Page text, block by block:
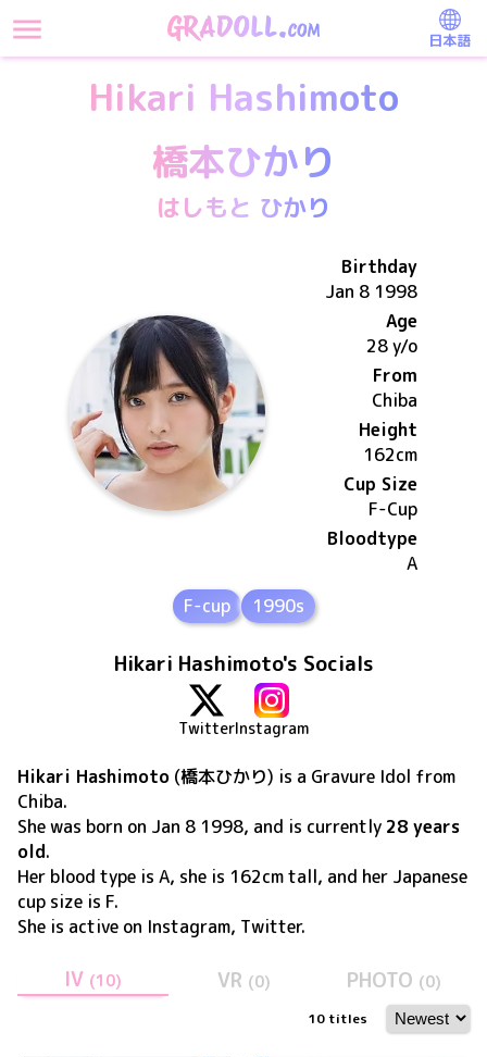
日本語
Hikari Hashimoto
橋本ひかり
はしもと ひかり
Birthday
Jan 8 1998
Age
28 y/o
From
Chiba
Height
162cm
Cup Size
F-Cup
Bloodtype
A
F-cup
1990s
Hikari Hashimoto's Socials
TwitterInstagram
Hikari Hashimoto (橋本ひかり) is a Gravure Idol from
Chiba.
She was born on Jan 8 1998, and is currently 28 years
old.
Her blood type is A, she is 162cm tall, and her Japanese
cup size is F.
She is active on Instagram, Twitter.
IV (10) VR (0) PHOTO (0)
10titles